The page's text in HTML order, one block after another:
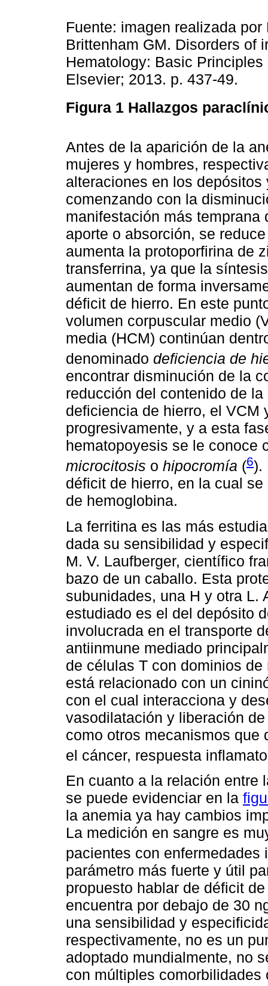
Fuente: imagen realizada
Brittenham GM. Disorders of
Hematology: Basic
Elsevier; 2013. p. 437-49.
Figura 1 Hallazgos
Antes de la aparición de la
mujeres y hombres,
alteraciones en los
comenzando con la
manifestación más
aporte o absorción, se
aumenta la protoporfirina de
transferrina, ya que la
aumentan de forma
déficit de hierro. En este
volumen corpuscular medio
media (HCM) continúan
denominado deficiencia de
encontrar disminución de la
reducción del contenido de
deficiencia de hierro, el VCM
progresivamente, y a esta
hematopoyesis se le conoce
microcitosis o hipocromía (6).
déficit de hierro, en la cual
de hemoglobina.
La ferritina es las más
dada su sensibilidad y
M. V. Laufberger, científico
bazo de un caballo. Esta
subunidades, una H y otra L.
estudiado es el del depósito
involucrada en el transporte
antiinmune mediado
de células T con dominios
está relacionado con un
con el cual interacciona y
vasodilatación y liberación
como otros mecanismos que
el cáncer, respuesta
En cuanto a la relación entre
se puede evidenciar en la
la anemia ya hay cambios
La medición en sangre es
pacientes con enfermedades
parámetro más fuerte y útil
propuesto hablar de déficit
encuentra por debajo de 30
una sensibilidad y
respectivamente, no es un
adoptado mundialmente, no
con múltiples